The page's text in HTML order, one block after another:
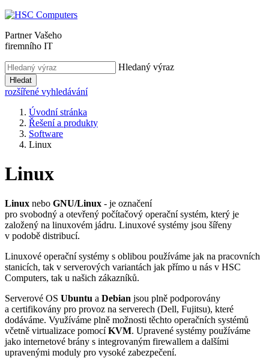
Partner Vašeho
firemního IT
Hledaný výraz
Hledat
rozšířené vyhledávání
Úvodní stránka
Řešení a produkty
Software
Linux
Linux
Linux nebo GNU/Linux - je označení
pro svobodný a otevřený počítačový operační systém, který je
založený na linuxovém jádru. Linuxové systémy jsou šířeny
v podobě distribucí.
Linuxové operační systémy s oblibou používáme jak na pracovních
stanicích, tak v serverových variantách jak přímo u nás v HSC
Computers, tak u našich zákazníků.
Serverové OS Ubuntu a Debian jsou plně podporovány
a certifikovány pro provoz na serverech (Dell, Fujitsu), které
dodáváme. Využíváme plně možnosti těchto operačních systémů
včetně virtualizace pomocíKVM. Upravené systémy používáme
jako internetové brány s integrovaným firewallem a dalšími
upravenými moduly pro vysoké zabezpečení.